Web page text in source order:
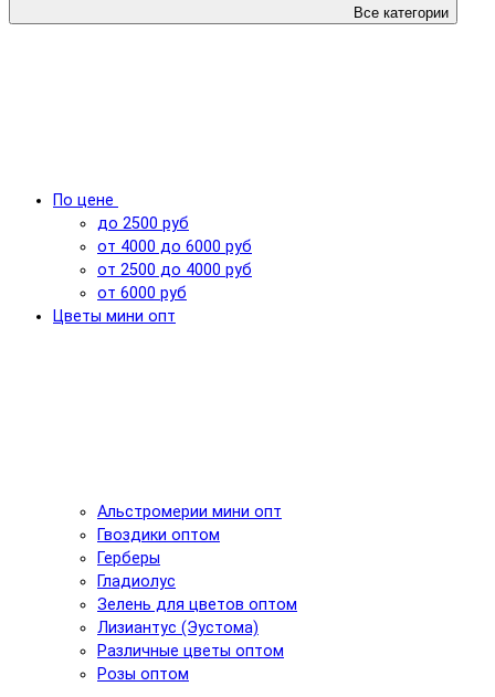
Все категории
По цене
до 2500 руб
от 4000 до 6000 руб
от 2500 до 4000 руб
от 6000 руб
Цветы мини опт
Альстромерии мини опт
Гвоздики оптом
Герберы
Гладиолус
Зелень для цветов оптом
Лизиантус (Эустома)
Различные цветы оптом
Розы оптом